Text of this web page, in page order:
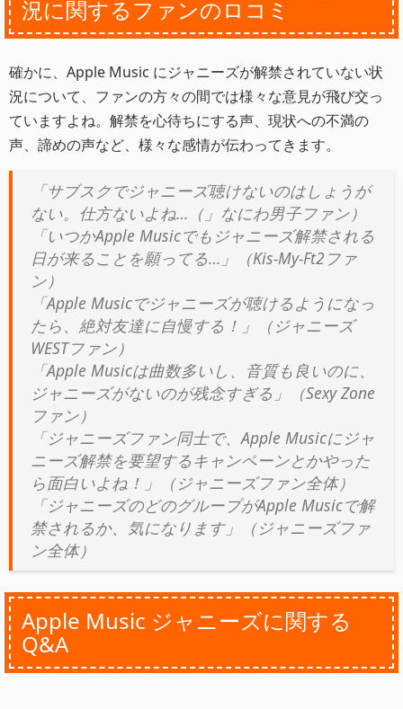
況に関するファンのロコミ
確かに、Apple Music にジャニーズが解禁されていない状
況について、ファンの方々の間では様々な意見が飛び交っ
ていますよね。解禁を心待ちにする声、現状への不満の
声、諦めの声など、様々な感情が伝わってきます。
「サブスクでジャニーズ聴けないのはしょうが
ない。仕方ないよね…（」なにわ男子ファン）
「いつかApple Musicでもジャニーズ解禁される
日が来ることを願ってる…」（Kis-My-Ft2ファ
ン）
「Apple Musicでジャニーズが聴けるようになっ
たら、絶対友達に自慢する！」（ジャニーズ
WESTファン）
「Apple Musicは曲数多いし、音質も良いのに、
ジャニーズがないのが残念すぎる」（Sexy Zone
ファン）
「ジャニーズファン同士で、Apple Musicにジャ
ニーズ解禁を要望するキャンペーンとかやった
ら面白いよね！」（ジャニーズファン全体）
「ジャニーズのどのグループがApple Musicで解
禁されるか、気になります」（ジャニーズファ
ン全体）
Apple Music ジャニーズに関する
Q&A